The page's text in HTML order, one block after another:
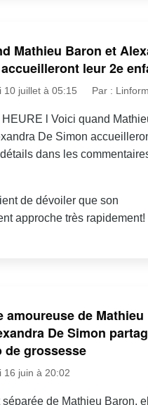
Mathieu Baron et
leur 2e
10 juillet à 05:15 Par :
l Voici quand
De Simon
dans les
de dévoiler que son
approche très rapidement!
amoureuse de Mathieu
De Simon
de grossesse
16 juin à 20:02
séparée de Mathieu Baron,